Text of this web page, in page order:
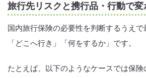
旅行先リスクと携行品・行動で
国内旅行保険の必要性を判断するうえで
「どこへ行き」「何をするか」です。
たとえば、以下のようなケースでは保険